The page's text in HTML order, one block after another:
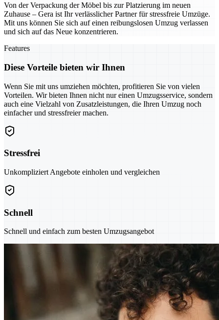
Von der Verpackung der Möbel bis zur Platzierung im neuen
Zuhause – Gera ist Ihr verlässlicher Partner für stressfreie Umzüge.
Mit uns können Sie sich auf einen reibungslosen Umzug verlassen
und sich auf das Neue konzentrieren.
Features
Diese Vorteile bieten wir Ihnen
Wenn Sie mit uns umziehen möchten, profitieren Sie von vielen
Vorteilen. Wir bieten Ihnen nicht nur einen Umzugsservice, sondern
auch eine Vielzahl von Zusatzleistungen, die Ihren Umzug noch
einfacher und stressfreier machen.
Stressfrei
Unkompliziert Angebote einholen und vergleichen
Schnell
Schnell und einfach zum besten Umzugsangebot